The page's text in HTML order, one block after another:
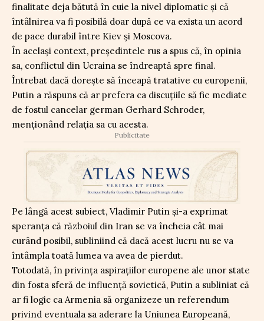
finalitate deja bătută în cuie la nivel diplomatic și că
întâlnirea va fi posibilă doar după ce va exista un acord
de pace durabil între Kiev şi Moscova.
În același context, președintele rus a spus că, în opinia
sa, conflictul din Ucraina se îndreaptă spre final.
Întrebat dacă doreşte să înceapă tratative cu europenii,
Putin a răspuns că ar prefera ca discuţiile să fie mediate
de fostul cancelar german Gerhard Schroder,
menționând relația sa cu acesta.
Publicitate
Pe lângă acest subiect, Vladimir Putin şi-a exprimat
speranţa că războiul din Iran se va încheia cât mai
curând posibil, subliniind că dacă acest lucru nu se va
întâmpla toată lumea va avea de pierdut.
Totodată, în privința aspirațiilor europene ale unor state
din fosta sferă de influență sovietică, Putin a subliniat că
ar fi logic ca Armenia să organizeze un referendum
privind eventuala sa aderare la Uniunea Europeană,